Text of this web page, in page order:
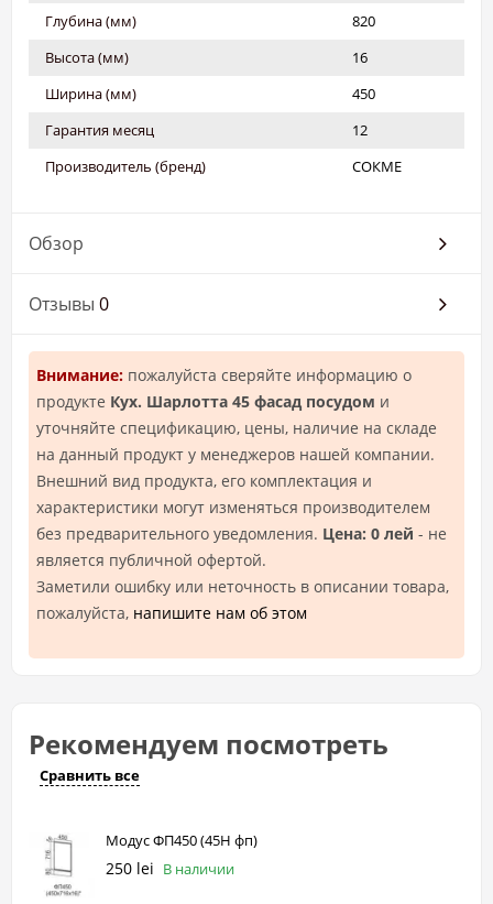
Глубина (мм)
820
Высота (мм)
16
Ширина (мм)
450
Гарантия месяц
12
Производитель (бренд)
СОКМЕ
Обзор
Отзывы 0
Внимание: пожалуйста сверяйте информацию о
продукте Кух. Шарлотта 45 фасад посудом и
уточняйте спецификацию, цены, наличие на складе
на данный продукт у менеджеров нашей компании.
Внешний вид продукта, его комплектация и
характеристики могут изменяться производителем
без предварительного уведомления. Цена: 0 лей - не
является публичной офертой.
Заметили ошибку или неточность в описании товара,
пожалуйста, напишите нам об этом
Рекомендуем посмотреть
Сравнить все
Модус ФП450 (45Н фп)
250 lei В наличии